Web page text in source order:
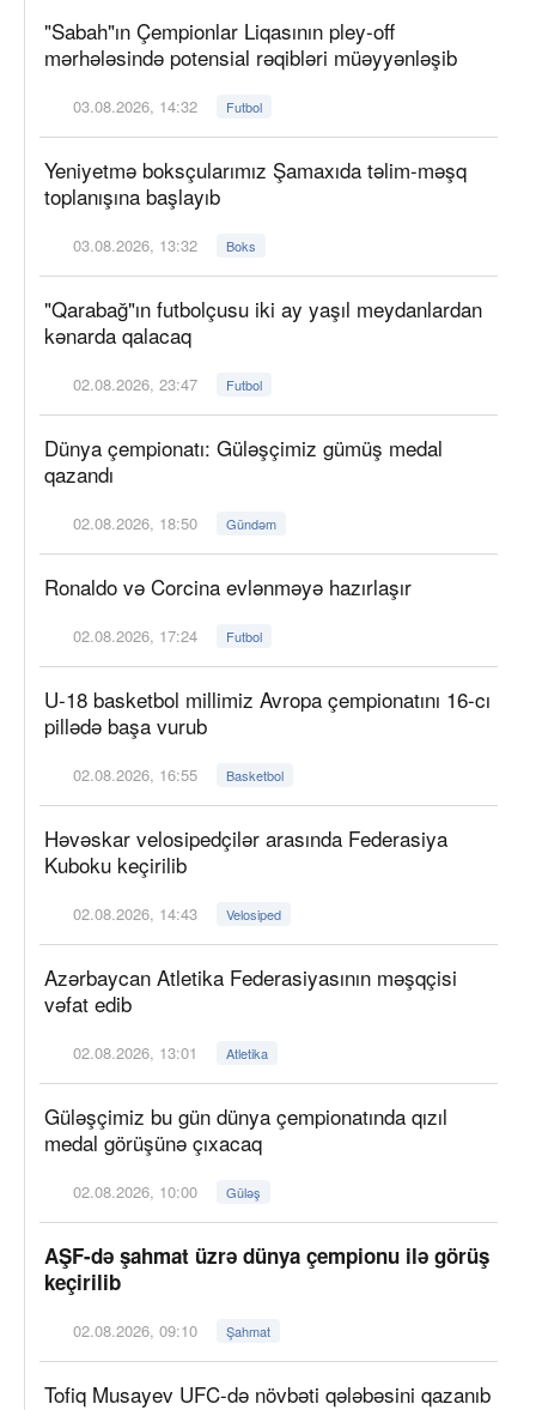
"Sabah"ın Çempionlar Liqasının pley-off
mərhələsində potensial rəqibləri müəyyənləşib
03.08.2026, 14:32 Futbol
Yeniyetmə boksçularımız Şamaxıda təlim-məşq
toplanışına başlayıb
03.08.2026, 13:32 Boks
"Qarabağ"ın futbolçusu iki ay yaşıl meydanlardan
kənarda qalacaq
02.08.2026, 23:47 Futbol
Dünya çempionatı: Güləşçimiz gümüş medal
qazandı
02.08.2026, 18:50 Gündəm
Ronaldo və Corcina evlənməyə hazırlaşır
02.08.2026, 17:24 Futbol
U-18 basketbol millimiz Avropa çempionatını 16-cı
pillədə başa vurub
02.08.2026, 16:55 Basketbol
Həvəskar velosipedçilər arasında Federasiya
Kuboku keçirilib
02.08.2026, 14:43 Velosiped
Azərbaycan Atletika Federasiyasının məşqçisi
vəfat edib
02.08.2026, 13:01 Atletika
Güləşçimiz bu gün dünya çempionatında qızıl
medal görüşünə çıxacaq
02.08.2026, 10:00 Güləş
AŞF-də şahmat üzrə dünya çempionu ilə görüş
keçirilib
02.08.2026, 09:10 Şahmat
Tofiq Musayev UFC-də növbəti qələbəsini qazanıb